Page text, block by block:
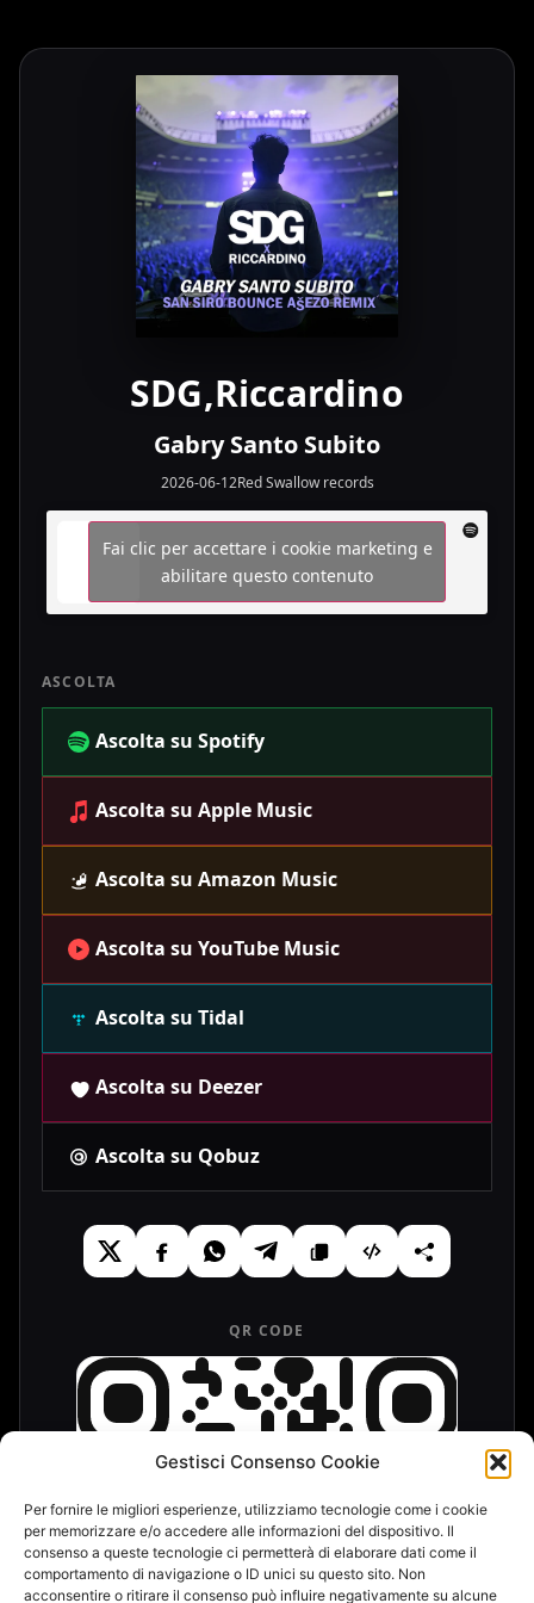
Gestisci Consenso Cookie
Per fornire le migliori esperienze, utilizziamo tecnologie come i cookie
per memorizzare e/o accedere alle informazioni del dispositivo. Il
consenso a queste tecnologie ci permetterà di elaborare dati come il
comportamento di navigazione o ID unici su questo sito. Non
acconsentire o ritirare il consenso può influire negativamente su alcune
SDG,Riccardino
Gabry Santo Subito
2026-06-12Red Swallow records
Fai clic per accettare i cookie marketing e
abilitare questo contenuto
ASCOLTA
Ascolta su Spotify
Ascolta su Apple Music
Ascolta su Amazon Music
Ascolta su YouTube Music
Ascolta su Tidal
Ascolta su Deezer
Ascolta su Qobuz
QR CODE